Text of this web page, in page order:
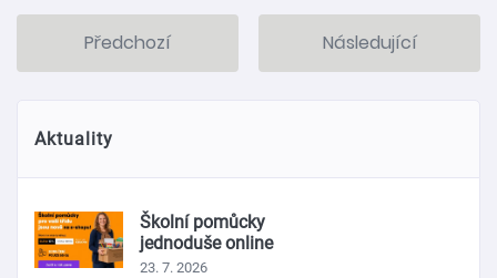
Předchozí Následující
Aktuality
Školní pomůcky
jednoduše online
23. 7. 2026